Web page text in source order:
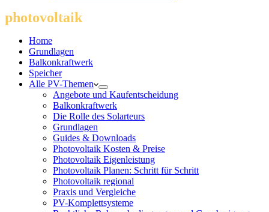
photovoltaik
Home
Grundlagen
Balkonkraftwerk
Speicher
Alle PV-Themen
Angebote und Kaufentscheidung
Balkonkraftwerk
Die Rolle des Solarteurs
Grundlagen
Guides & Downloads
Photovoltaik Kosten & Preise
Photovoltaik Eigenleistung
Photovoltaik Planen: Schritt für Schritt
Photovoltaik regional
Praxis und Vergleiche
PV-Komplettsysteme